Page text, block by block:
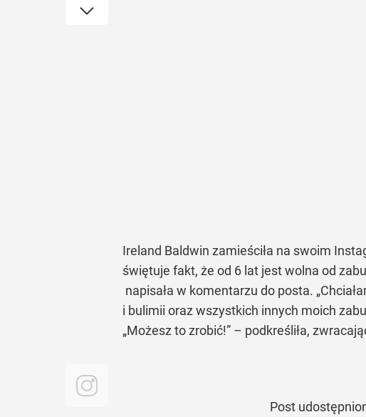
Ireland Baldwin zamieściła na swoim
świętuje fakt, że od 6 lat jest wolna od
napisała w komentarzu do posta.
i bulimii oraz wszystkich innych moich
„Możesz to zrobić!” – podkreśliła,
Post